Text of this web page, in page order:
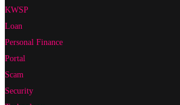
KWSP
Loan
Personal Finance
Portal
Scam
Security